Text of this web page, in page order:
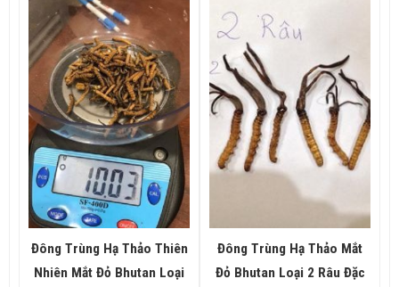
Đông Trùng Hạ Thảo Thiên
Nhiên Mắt Đỏ Bhutan Loại
Đông Trùng Hạ Thảo Mắt
Đỏ Bhutan Loại 2 Râu Đặc